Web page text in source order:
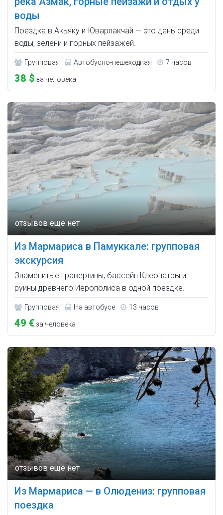
воды
Поездка в Акьяку и Юварлакчай — это день среди
воды, зелени и горных пейзажей.
Групповая Автобусно-пешеходная 7 часов
38 $ за человека
Из Мармариса в Памуккале: групповая
экскурсия
Знаменитые травертины, бассейн Клеопатры и
руины древнего Иерополиса в одной поездке.
Групповая На автобусе 13 часов
49 €за человека
Из Мармариса — в Олюдениз: групповая
поездка